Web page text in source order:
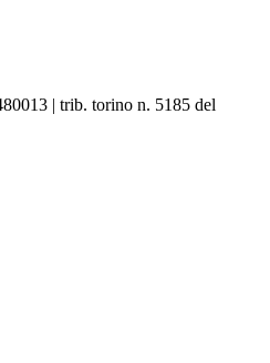
| trib. torino n. 5185 del